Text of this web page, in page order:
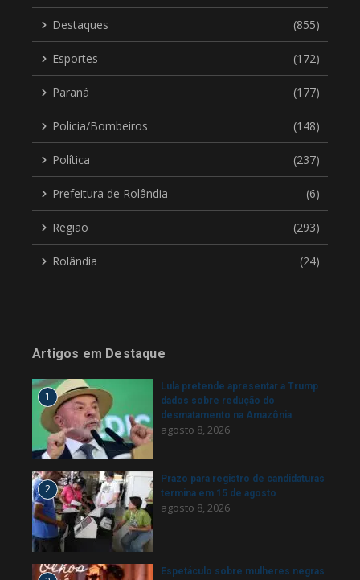
Destaques (855)
Esportes (172)
Paraná (177)
Policia/Bombeiros (148)
Política (237)
Prefeitura de Rolândia (6)
Região (293)
Rolândia (24)
Artigos em Destaque
1
Lula pretende apresentar a Trump
dados sobre redução do
desmatamento na Amazônia
agosto 8, 2026
2
Prazo para registro de candidaturas
termina em 15 de agosto
agosto 8, 2026
Espetáculo sobre mulheres negras